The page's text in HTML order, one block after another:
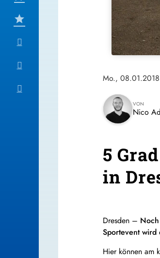
Mo., 08.01.2018
VON
Nico
5
in
Dresden –
Sportevent wird
Hier können am